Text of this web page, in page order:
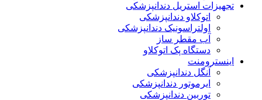
تجهیزات استریل دندانپزشکی
اتوکلاو دندانپزشکی
اولتراسونیک دندانپزشکی
آب مقطر ساز
دستگاه پک اتوکلاو
اینسترومنت
آنگل دندانپزشکی
ایرموتور دندانپزشکی
توربین دندانپزشکی